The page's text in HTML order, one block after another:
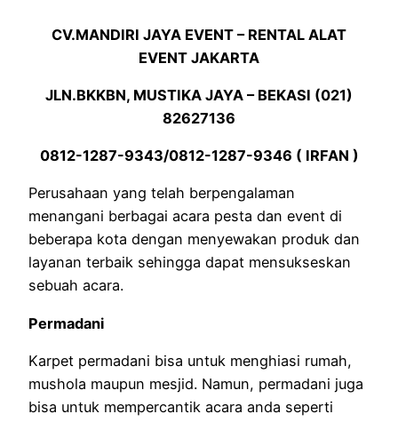
CV.MANDIRI JAYA EVENT – RENTAL ALAT
EVENT JAKARTA
JLN.BKKBN, MUSTIKA JAYA – BEKASI (021)
82627136
0812-1287-9343/0812-1287-9346 ( IRFAN )
Perusahaan yang telah berpengalaman
menangani berbagai acara pesta dan event di
beberapa kota dengan menyewakan produk dan
layanan terbaik sehingga dapat mensukseskan
sebuah acara.
Permadani
Karpet permadani bisa untuk menghiasi rumah,
mushola maupun mesjid. Namun, permadani juga
bisa untuk mempercantik acara anda seperti